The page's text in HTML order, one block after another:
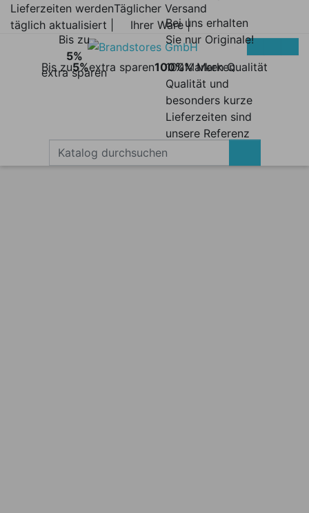
Lieferzeiten werden
täglich aktualisiert |
Täglicher Versand
Ihrer Ware |
Bis zu5%extra sparen
Bis zu
5%
extra sparen
100%Marken Qualität
Bei uns erhalten
Sie nur Originale!
100% Marken
Qualität und
besonders kurze
Lieferzeiten sind
unsere Referenz